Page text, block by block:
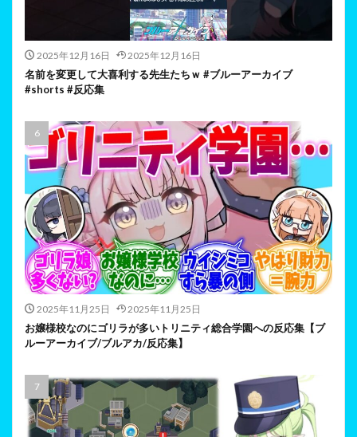
2025年12月16日 2025年12月16日
名前を変更して大喜利する先生たちｗ #ブルーアーカイブ
#shorts #反応集
2025年11月25日 2025年11月25日
お嬢様校なのにゴリラが多いトリニティ総合学園への反応集【ブ
ルーアーカイブ/ブルアカ/反応集】